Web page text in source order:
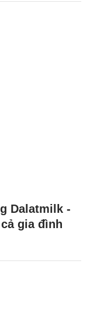
Dalatmilk -
gia đình